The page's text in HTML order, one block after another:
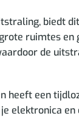
biedt
ruimtes en
de
heeft een
elektronica